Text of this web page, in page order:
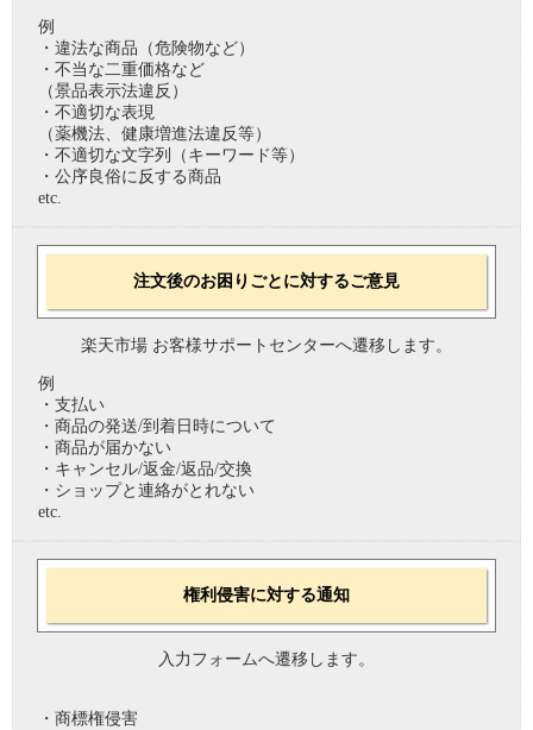
例
・違法な商品（危険物など）
・不当な二重価格など
（景品表示法違反）
・不適切な表現
（薬機法、健康増進法違反等）
・不適切な文字列（キーワード等）
・公序良俗に反する商品
etc.
注文後のお困りごとに対するご意見
楽天市場 お客様サポートセンターへ遷移します。
例
・支払い
・商品の発送/到着日時について
・商品が届かない
・キャンセル/返金/返品/交換
・ショップと連絡がとれない
etc.
権利侵害に対する通知
入力フォームへ遷移します。
・商標権侵害